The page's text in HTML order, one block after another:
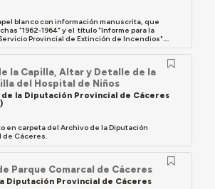
blanco con información manuscrita, que
"1962-1964" y el título "Informe para la
Provincial de Extinción de Incendios"....
la Capilla, Altar y Detalle de la
del Hospital de Niños
la Diputación Provincial de Cáceres
en carpeta del Archivo de la Diputación
de Cáceres.
Parque Comarcal de Cáceres
Diputación Provincial de Cáceres